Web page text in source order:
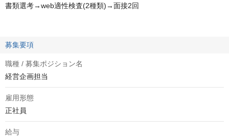
書類選考→web適性検査(2種類)→面接2回
募集要項
職種 / 募集ポジション名
経営企画担当
雇用形態
正社員
給与